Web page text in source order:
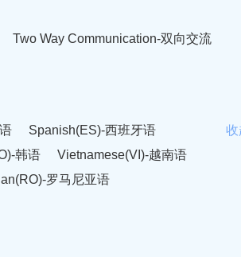
Two Way Communication-双向交流
Spanish(ES)-西班牙语
韩语
Vietnamese(VI)-越南语
罗马尼亚语
收